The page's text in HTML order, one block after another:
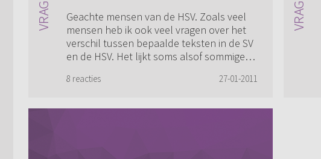
Geachte mensen van de HSV. Zoals veel
mensen heb ik ook veel vragen over het
verschil tussen bepaalde teksten in de SV
en de HSV. Het lijkt soms alsof sommige
...
8 reacties 27-01-2011